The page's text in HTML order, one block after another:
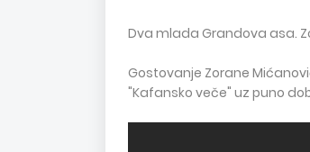
Dva mlada Grandova asa.
Gostovanje Zorane
"Kafansko veče" uz puno